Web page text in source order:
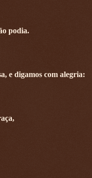
podia.
e digamos com alegria: